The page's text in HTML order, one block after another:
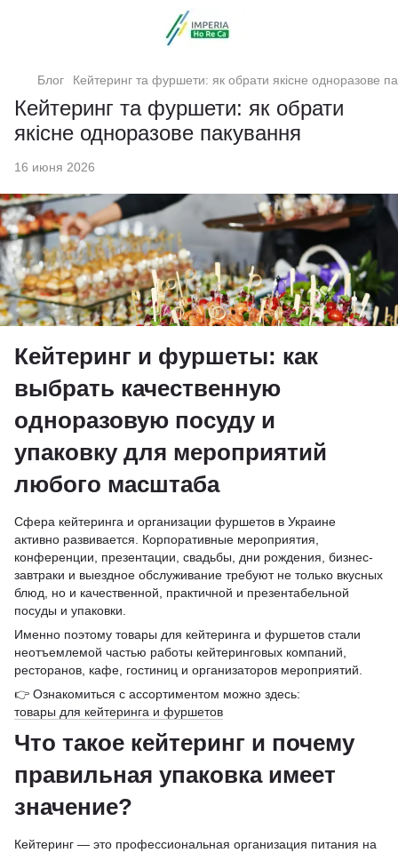
Блог Кейтеринг та фуршети: як обрати якісне одноразове
Кейтеринг та фуршети: як обрати
якісне одноразове пакування
16 июня 2026
Кейтеринг и фуршеты: как
выбрать качественную
одноразовую посуду и
упаковку для мероприятий
любого масштаба
Сфера кейтеринга и организации фуршетов в Украине
активно развивается. Корпоративные мероприятия,
конференции, презентации, свадьбы, дни рождения, бизнес-
завтраки и выездное обслуживание требуют не только вкусных
блюд, но и качественной, практичной и презентабельной
посуды и упаковки.
Именно поэтому товары для кейтеринга и фуршетов стали
неотъемлемой частью работы кейтеринговых компаний,
ресторанов, кафе, гостиниц и организаторов мероприятий.
👉 Ознакомиться с ассортиментом можно здесь:
товары для кейтеринга и фуршетов
Что такое кейтеринг и почему
правильная упаковка имеет
значение?
Кейтеринг — это профессиональная организация питания на